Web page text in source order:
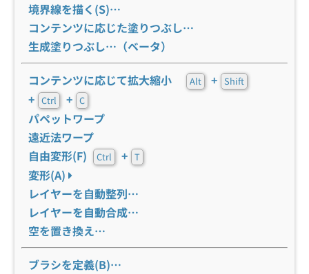
境界線を描く(S)…
コンテンツに応じた塗りつぶし…
生成塗りつぶし…（ベータ）
コンテンツに応じて拡大縮小 Alt + Shift
+ Ctrl + C
パペットワープ
遠近法ワープ
自由変形(F)
Ctrl + T
変形(A)
レイヤーを自動整列…
レイヤーを自動合成…
空を置き換え…
ブラシを定義(B)…